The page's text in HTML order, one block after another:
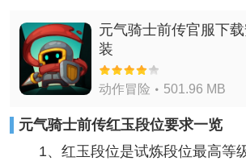
元气骑士前传官服下
装
动作冒险 501.96 MB
元气骑士前传红玉段位要求一览
1、红玉段位是试炼段位最高等